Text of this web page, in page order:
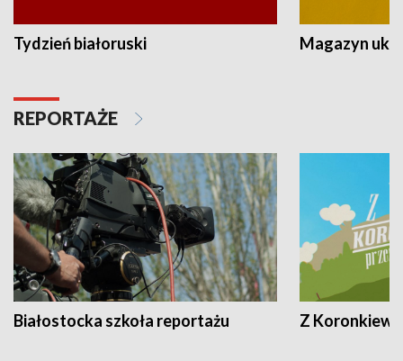
Tydzień białoruski Magazyn
REPORTAŻE
Białostocka szkoła reportażu Z